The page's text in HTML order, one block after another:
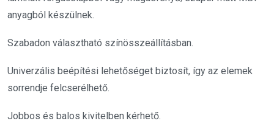
anyagból készülnek.
Szabadon választható színösszeállításban.
Univerzális beépítési lehetőséget biztosít, így az elemek
sorrendje felcserélhető.
Jobbos és balos kivitelben kérhető.